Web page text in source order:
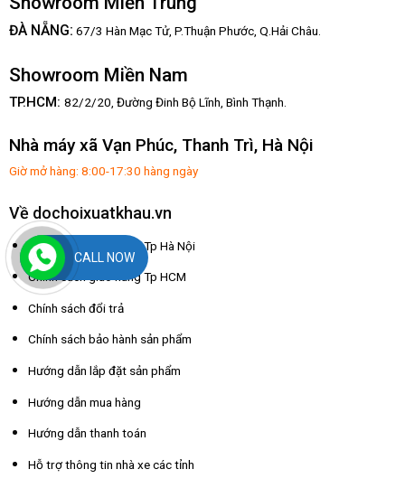
ĐÀ NẴNG: 67/3 Hàn Mạc Tử, P.Thuận Phước, Q.Hải Châu.
Showroom Miền Nam
TP.HCM: 82/2/20, Đường Đinh Bộ Lĩnh, Bình Thạnh.
Nhà máy xã Vạn Phúc, Thanh Trì, Hà Nội
Giờ mở hàng: 8:00-17:30 hàng ngày
Về dochoixuatkhau.vn
Chính sách giao hàng Tp Hà Nội
Chính sách giao hàng Tp HCM
Chính sách đổi trả
Chính sách bảo hành sản phẩm
Hướng dẫn lắp đặt sản phẩm
Hướng dẫn mua hàng
Hướng dẫn thanh toán
Hỗ trợ thông tin nhà xe các tỉnh
CALL NOW